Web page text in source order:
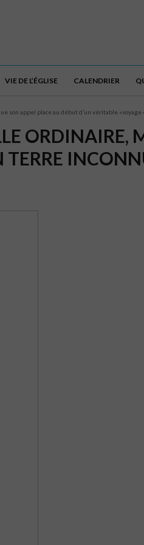
VIE DE L’ÉGLISE CALENDRIER
son appel place au début d’un véritable
ORDINAIRE,
TERRE